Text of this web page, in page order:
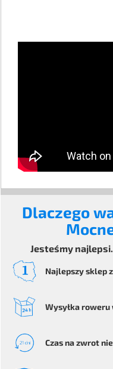
Dlaczego
Jesteśmy
Najlepszy sklep
Wysyłkaroweru
Czas na zwrot